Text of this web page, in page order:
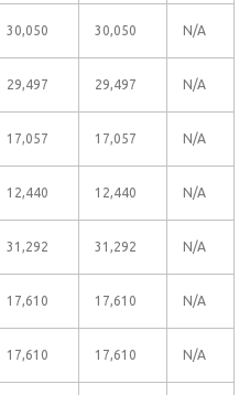
30,050 30,050 N/A
29,497 29,497 N/A
17,057 17,057 N/A
12,440 12,440 N/A
31,292 31,292 N/A
17,610 17,610 N/A
17,610 17,610 N/A